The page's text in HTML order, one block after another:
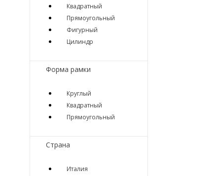
Квадратный
Прямоугольный
Фигурный
Цилиндр
Форма рамки
Круглый
Квадратный
Прямоугольный
Страна
Италия